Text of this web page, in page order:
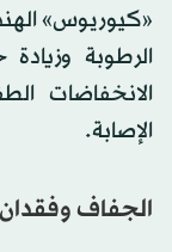
«كيوريوس»
الرطوبة
الانخفاضات
الإصابة.
الجفاف